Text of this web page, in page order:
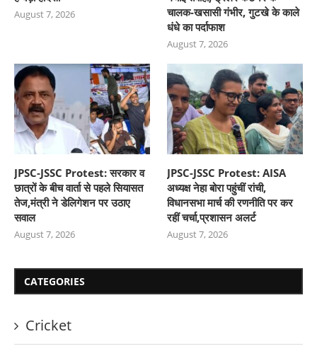
August 7, 2026
चालक-खसासी गंभीर, गुटखे के काले
धंधे का पर्दाफाश
August 7, 2026
JPSC-JSSC Protest: सरकार व
छात्रों के बीच वार्ता से पहले सियासत
तेज,मंत्री ने डेलिगेशन पर उठाए
सवाल
August 7, 2026
JPSC-JSSC Protest: AISA
अध्यक्ष नेहा बोरा पहुंचीं रांची,
विधानसभा मार्च की रणनीति पर कर
रहीं चर्चा,प्रशासन अलर्ट
August 7, 2026
CATEGORIES
Cricket